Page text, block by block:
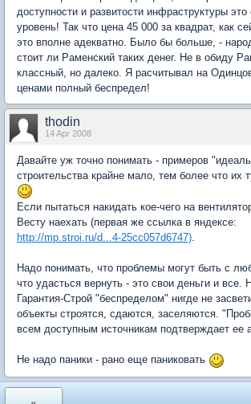
доступности и развитости инфраструктуры
уровень! Так что цена 45 000 за квадрат, как
это вполне адекватно. Было бы больше, -
стоит ли Раменский таких денег. Не в обиду
классный, но далеко. Я расчитывал на
ценами полный беспредел!
thodin
14 Apr 2008
Давайте уж точно понимать - примеров
строительства крайне мало, тем более что их
Если пытаться накидать кое-чего на
Весту наехать (первая же ссылка в яндексе:
http://mp.stroi.ru/d...4-25cc057d6747).
Надо понимать, что проблемы могут быть с
что удасться вернуть - это свои деньги и все.
Гарантия-Строй "беспределом" нигде не
объекты строятся, сдаются, заселяются.
всем доступным источникам подтверждает ее
Не надо паники - рано еще паниковать